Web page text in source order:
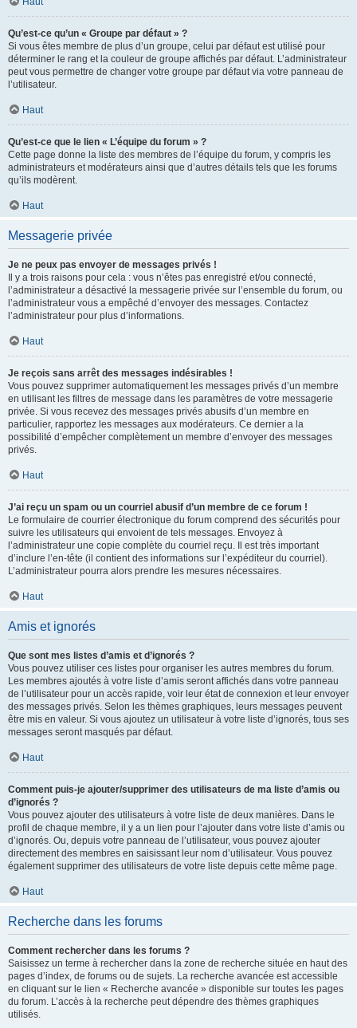
Qu’est-ce qu’un « Groupe par défaut » ?
Si vous êtes membre de plus d’un groupe, celui par défaut est utilisé pour
déterminer le rang et la couleur de groupe affichés par défaut. L’administrateur
peut vous permettre de changer votre groupe par défaut via votre panneau de
l’utilisateur.
Haut
Qu’est-ce que le lien « L’équipe du forum » ?
Cette page donne la liste des membres de l’équipe du forum, y compris les
administrateurs et modérateurs ainsi que d’autres détails tels que les forums
qu’ils modèrent.
Haut
Messagerie privée
Je ne peux pas envoyer de messages privés !
Il y a trois raisons pour cela : vous n’êtes pas enregistré et/ou connecté,
l’administrateur a désactivé la messagerie privée sur l’ensemble du forum, ou
l’administrateur vous a empêché d’envoyer des messages. Contactez
l’administrateur pour plus d’informations.
Haut
Je reçois sans arrêt des messages indésirables !
Vous pouvez supprimer automatiquement les messages privés d’un membre
en utilisant les filtres de message dans les paramètres de votre messagerie
privée. Si vous recevez des messages privés abusifs d’un membre en
particulier, rapportez les messages aux modérateurs. Ce dernier a la
possibilité d’empêcher complètement un membre d’envoyer des messages
privés.
Haut
J’ai reçu un spam ou un courriel abusif d’un membre de ce forum !
Le formulaire de courrier électronique du forum comprend des sécurités pour
suivre les utilisateurs qui envoient de tels messages. Envoyez à
l’administrateur une copie complète du courriel reçu. Il est très important
d’inclure l’en-tête (il contient des informations sur l’expéditeur du courriel).
L’administrateur pourra alors prendre les mesures nécessaires.
Haut
Amis et ignorés
Que sont mes listes d’amis et d’ignorés ?
Vous pouvez utiliser ces listes pour organiser les autres membres du forum.
Les membres ajoutés à votre liste d’amis seront affichés dans votre panneau
de l’utilisateur pour un accès rapide, voir leur état de connexion et leur envoyer
des messages privés. Selon les thèmes graphiques, leurs messages peuvent
être mis en valeur. Si vous ajoutez un utilisateur à votre liste d’ignorés, tous ses
messages seront masqués par défaut.
Haut
Comment puis-je ajouter/supprimer des utilisateurs de ma liste d’amis ou
d’ignorés ?
Vous pouvez ajouter des utilisateurs à votre liste de deux manières. Dans le
profil de chaque membre, il y a un lien pour l’ajouter dans votre liste d’amis ou
d’ignorés. Ou, depuis votre panneau de l’utilisateur, vous pouvez ajouter
directement des membres en saisissant leur nom d’utilisateur. Vous pouvez
également supprimer des utilisateurs de votre liste depuis cette même page.
Haut
Recherche dans les forums
Comment rechercher dans les forums ?
Saisissez un terme à rechercher dans la zone de recherche située en haut des
pages d’index, de forums ou de sujets. La recherche avancée est accessible
en cliquant sur le lien « Recherche avancée » disponible sur toutes les pages
du forum. L’accès à la recherche peut dépendre des thèmes graphiques
utilisés.